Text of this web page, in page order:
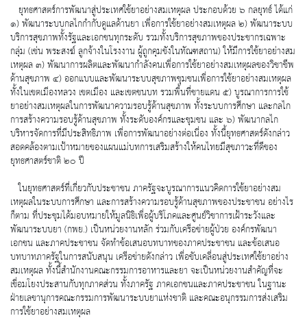
ยุทธศาสตร์การพัฒนาสู่ประเทศใช้ยาอย่างสมเหตุผล ประกอบด้วย ๖ กลยุทธ์ ได้แก่
๑) พัฒนาระบบกลไกกำกับดูแลด้านยา เพื่อการใช้ยาอย่างสมเหตุผล ๒) พัฒนาระบบ
บริการสุขภาพทั้งรัฐและเอกชนทุกระดับ รวมทั้งบริการสุขภาพของประชากรเฉพาะ
กลุ่ม (เช่น พระสงฆ์ ลูกจ้างในโรงงาน ผู้ถูกคุมขังในทัณฑสถาน) ให้มีการใช้ยาอย่างสม
เหตุผล ๓) พัฒนาการผลิตและพัฒนากำลังคนเพื่อการใช้ยาอย่างสมเหตุผลของวิชาชีพ
ด้านสุขภาพ ๔) ออกแบบและพัฒนาระบบสุขภาพชุมชนเพื่อการใช้ยาอย่างสมเหตุผล
ทั้งในเขตเมืองหลวง เขตเมือง และเขตชนบท รวมพื้นที่ชายแดน ๕) บูรณาการการใช้
ยาอย่างสมเหตุผลในการพัฒนาความรอบรู้ด้านสุขภาพ ทั้งระบบการศึกษา และกลไก
การสร้างความรอบรู้ด้านสุขภาพ ทั้งระดับองค์กรและชุมชน และ ๖) พัฒนากลไก
บริหารจัดการที่มีประสิทธิภาพ เพื่อการพัฒนาอย่างต่อเนื่อง ทั้งนี้ยุทธศาสตร์ดังกล่าว
สอดคล้องตามเป้าหมายของแผนแม่บทการเสริมสร้างให้คนไทยมีสุขภาวะที่ดีของ
ยุทธศาสตร์ชาติ ๒๐ ปี
ในยุทธศาสตร์ที่เกี่ยวกับประชาชน ภาครัฐจะบูรณาการแนวคิดการใช้ยาอย่างสม
เหตุผลในระบบการศึกษา และการสร้างความรอบรู้ด้านสุขภาพของประชาชน อย่างไร
ก็ตาม ที่ประชุมได้มอบหมายให้มูลนิธิเพื่อผู้บริโภคและศูนย์วิชาการเฝ้าระวังและ
พัฒนาระบบยา (กพย.) เป็นหน่วยงานหลัก ร่วมกับเครือข่ายผู้ป่วย องค์กรพัฒนา
เอกชน และภาคประชาชน จัดทำข้อเสนอบทบาทของภาคประชาชน และข้อเสนอ
บทบาทภาครัฐในการสนับสนุน เครือข่ายดังกล่าว เพื่อขับเคลื่อนสู่ประเทศใช้ยาอย่าง
สมเหตุผล ทั้งนี้สำนักงานคณะกรรมการอาหารและยา จะเป็นหน่วยงานสำคัญที่จะ
เชื่อมโยงประสานกับทุกภาคส่วน ทั้งภาครัฐ ภาคเอกชนและภาคประชาชน ในฐานะ
ฝ่ายเลขานุการคณะกรรมการพัฒนาระบบยาแห่งชาติ และคณะอนุกรรมการส่งเสริม
การใช้ยาอย่างสมเหตุผล